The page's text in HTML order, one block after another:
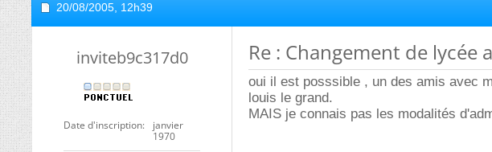
20/08/2005, 12h39
inviteb9c317d0
Date d'inscription
janvier
1970
Re : Changement de lycée
oui il est posssible , un des amis avec
louis le grand.
MAIS je connais pas les modalités